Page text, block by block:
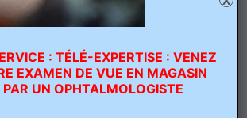
: TÉLÉ-EXPERTISE : VENEZ
EXAMEN DE VUE EN MAGASIN
PAR UN OPHTALMOLOGISTE